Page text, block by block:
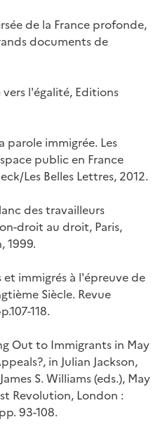
de la France profonde,
documents de
vers l'égalité, Editions
parole immigrée. Les
public en France
Les Belles Lettres, 2012.
des travailleurs
droit au droit, Paris,
1999.
et immigrés à l'épreuve de
Siècle. Revue
118.
Out to Immigrants in May
in Julian Jackson,
S. Williams (eds.), May
Revolution, London :
93-108.